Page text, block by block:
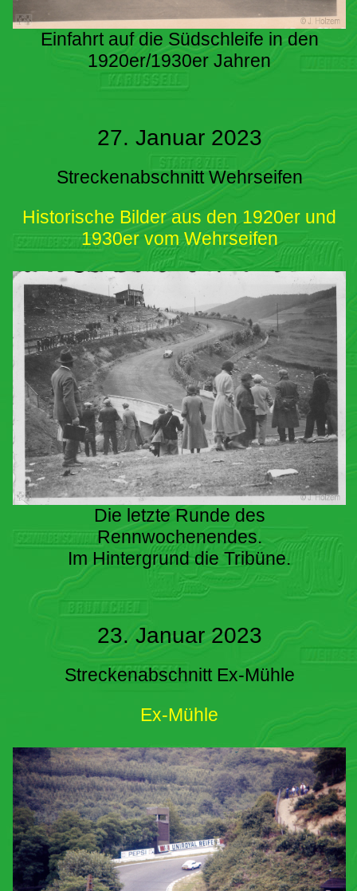
Einfahrt auf die Südschleife in den
1920er/1930er Jahren
27. Januar 2023
Streckenabschnitt Wehrseifen
Historische Bilder aus den 1920er und
1930er vom Wehrseifen
Die letzte Runde des
Rennwochenendes.
Im Hintergrund die Tribüne.
23. Januar 2023
Streckenabschnitt Ex-Mühle
Ex-Mühle